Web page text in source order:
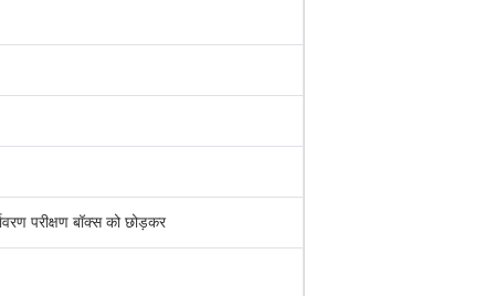
परीक्षण बॉक्स को छोड़कर